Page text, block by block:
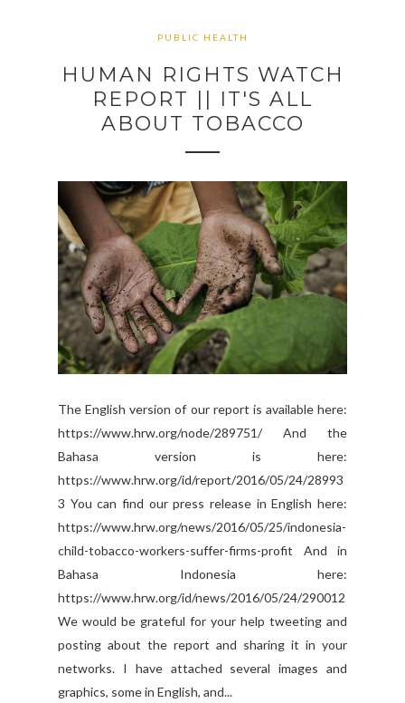
PUBLIC HEALTH
HUMAN RIGHTS WATCH
REPORT || IT'S ALL
ABOUT TOBACCO
The English version of our report is available here:
https://www.hrw.org/node/289751/ And the
Bahasa version is here:
https://www.hrw.org/id/report/2016/05/24/28993
3 You can find our press release in English here:
https://www.hrw.org/news/2016/05/25/indonesia-
child-tobacco-workers-suffer-firms-profit And in
Bahasa Indonesia here:
https://www.hrw.org/id/news/2016/05/24/290012
We would be grateful for your help tweeting and
posting about the report and sharing it in your
networks. I have attached several images and
graphics, some in English, and...